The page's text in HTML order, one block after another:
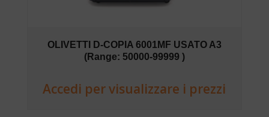
OLIVETTI D-COPIA 6001MF USATO A3
(Range: 50000-99999 )
Accedi per visualizzare i prezzi